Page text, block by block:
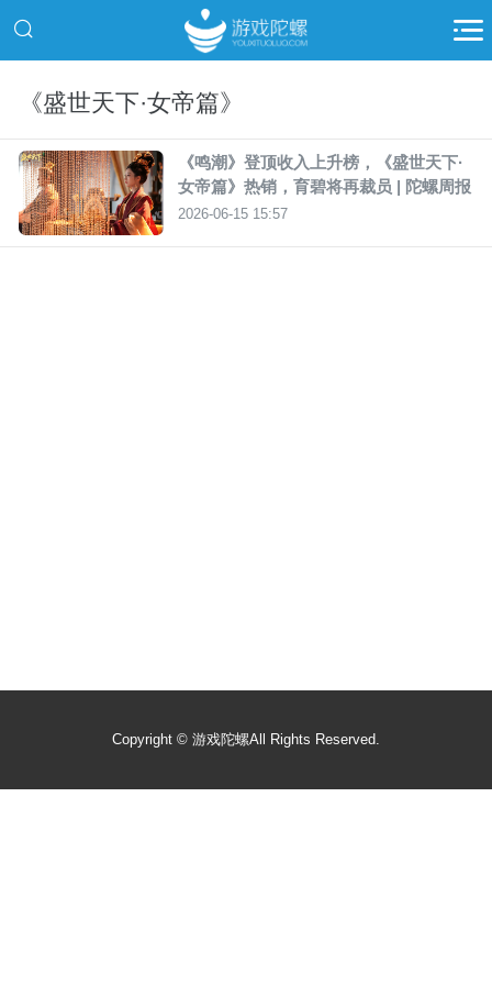
《盛世天下·女帝篇》
《鸣潮》登顶收入上升榜，《盛世天下·
女帝篇》热销，育碧将再裁员 | 陀螺周报
2026-06-15 15:57
Copyright © 游戏陀螺All Rights Reserved.